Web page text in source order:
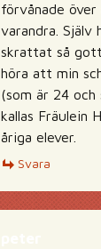
förvånade
varandra. Själv
skrattat så
höra att min
(som är 24
kallas Fräulein
åriga elever.
Svara